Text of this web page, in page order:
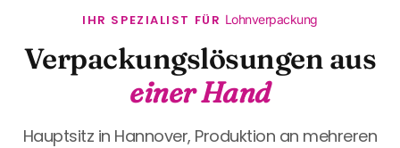
IHR SPEZIALIST FÜR Lohnverpackung
Verpackungslösungen aus
einer Hand
Hauptsitz in Hannover, Produktion an mehreren